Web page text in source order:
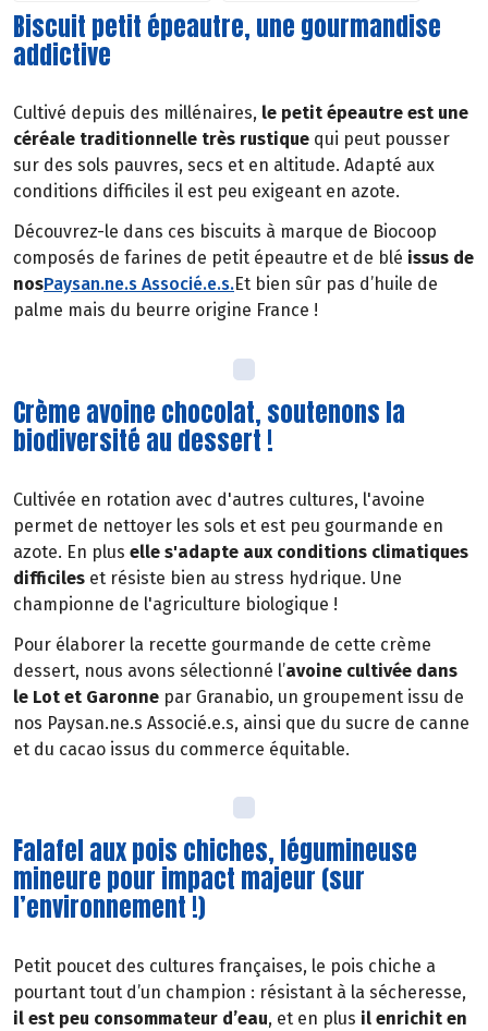
Biscuit petit épeautre, une gourmandise
addictive
Cultivé depuis des millénaires, le petit épeautre est une
céréale traditionnelle très rustique qui peut pousser
sur des sols pauvres, secs et en altitude. Adapté aux
conditions difficiles il est peu exigeant en azote.
Découvrez-le dans ces biscuits à marque de Biocoop
composés de farines de petit épeautre et de blé issus de
nosPaysan.ne.s Associé.e.s.Et bien sûr pas d’huile de
palme mais du beurre origine France !
Crème avoine chocolat, soutenons la
biodiversité au dessert !
Cultivée en rotation avec d'autres cultures, l'avoine
permet de nettoyer les sols et est peu gourmande en
azote. En plus elle s'adapte aux conditions climatiques
difficiles et résiste bien au stress hydrique. Une
championne de l'agriculture biologique !
Pour élaborer la recette gourmande de cette crème
dessert, nous avons sélectionné l’avoine cultivée dans
le Lot et Garonne par Granabio, un groupement issu de
nos Paysan.ne.s Associé.e.s, ainsi que du sucre de canne
et du cacao issus du commerce équitable.
Falafel aux pois chiches, légumineuse
mineure pour impact majeur (sur
l’environnement !)
Petit poucet des cultures françaises, le pois chiche a
pourtant tout d’un champion : résistant à la sécheresse,
il est peu consommateur d’eau, et en plus il enrichit en